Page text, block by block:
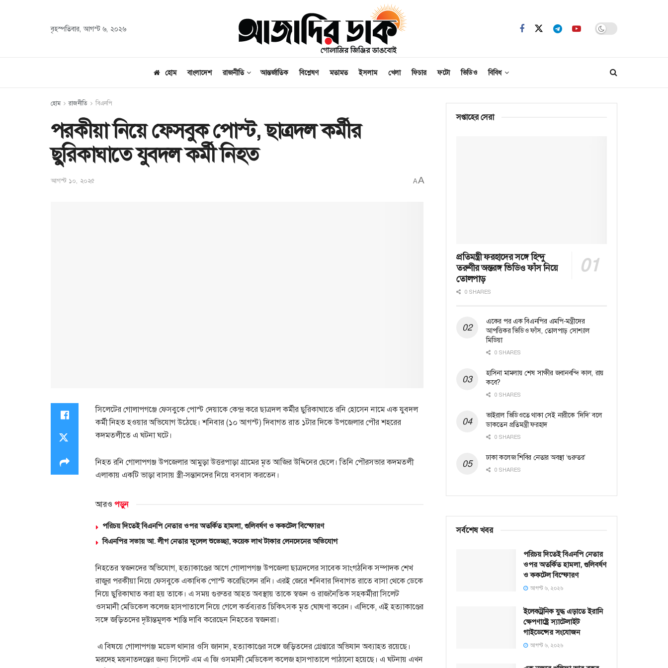
বৃহস্পতিবার, আগস্ট ৬, ২০২৬
হোম বাংলাদেশ রাজনীতি আন্তর্জাতিক বিশ্লেষণ মতামত ইসলাম খেলা ফিচার ফটো ভিডিও বিবিধ
হোম রাজনীতি বিএনপি
পরকীয়া নিয়ে ফেসবুক পোস্ট, ছাত্রদল কর্মীর
ছুরিকাঘাতে যুবদল কর্মী নিহত
আগস্ট ১০, ২০২৫ AA
সিলেটের গোলাপগঞ্জে ফেসবুকে পোস্ট দেয়াকে কেন্দ্র করে ছাত্রদল কর্মীর ছুরিকাঘাতে রনি হোসেন নামে এক যুবদল
কর্মী নিহত হওয়ার অভিযোগ উঠেছে। শনিবার (১০ আগস্ট) দিবাগত রাত ১টার দিকে উপজেলার পৌর শহরের
কদমতলীতে এ ঘটনা ঘটে।
নিহত রনি গোলাপগঞ্জ উপজেলার আমুড়া উত্তরপাড়া গ্রামের মৃত আজির উদ্দিনের ছেলে। তিনি পৌরসভার কদমতলী
এলাকায় একটি ভাড়া বাসায় স্ত্রী-সন্তানদের নিয়ে বসবাস করতেন।
আরও পড়ুন
পরিচয় দিতেই বিএনপি নেতার ওপর অতর্কিত হামলা, গুলিবর্ষণ ও ককটেল বিস্ফোরণ
বিএনপির সভায় আ. লীগ নেতার ফুলেল শুভেচ্ছা, কয়েক লাখ টাকার লেনদেনের অভিযোগ
নিহতের স্বজনদের অভিযোগ, হত্যাকাণ্ডের আগে গোলাপগঞ্জ উপজেলা ছাত্রদলের সাবেক সাংগঠনিক সম্পাদক শেখ
রাজুর পরকীয়া নিয়ে ফেসবুকে একাধিক পোস্ট করেছিলেন রনি। এরই জেরে শনিবার দিবাগত রাতে বাসা থেকে ডেকে
নিয়ে ছুরিকাঘাত করা হয় তাকে। এ সময় গুরুতর আহত অবস্থায় তাকে স্বজন ও রাজনৈতিক সহকর্মীরা সিলেট
ওসমানী মেডিকেল কলেজ হাসপাতালে নিয়ে গেলে কর্তব্যরত চিকিৎসক মৃত ঘোষণা করেন। এদিকে, এই হত্যাকাণ্ডের
সঙ্গে জড়িতদের দৃষ্টান্তমূলক শাস্তি দাবি করেছেন নিহতের স্বজনরা।
এ বিষয়ে গোলাপগঞ্জ মডেল থানার ওসি জানান, হত্যাকাণ্ডের সঙ্গে জড়িতদের গ্রেপ্তারে অভিযান অব্যাহত রয়েছে।
মরদেহ ময়নাতদন্তের জন্য সিলেট এম এ জি ওসমানী মেডিকেল কলেজ হাসপাতালে পাঠানো হয়েছে। এ ঘটনায় এখন
সপ্তাহের সেরা
প্রতিমন্ত্রী ফরহাদের সঙ্গে হিন্দু
তরুণীর অন্তরঙ্গ ভিডিও ফাঁস নিয়ে
তোলপাড়
0 SHARES
একের পর এক বিএনপির এমপি-মন্ত্রীদের
আপত্তিকর ভিডিও ফাঁস, তোলপাড় সোশ্যাল
মিডিয়া
0 SHARES
হাসিনা মামলায় শেষ সাক্ষীর জবানবন্দি কাল, রায়
কবে?
0 SHARES
ভাইরাল ভিডিওতে থাকা সেই নারীকে ‘দিদি’ বলে
ডাকতেন প্রতিমন্ত্রী ফরহাদ
0 SHARES
ঢাকা কলেজ শিবির নেতার অবস্থা ‘গুরুতর’
0 SHARES
সর্বশেষ খবর
পরিচয় দিতেই বিএনপি নেতার
ওপর অতর্কিত হামলা, গুলিবর্ষণ
ও ককটেল বিস্ফোরণ
আগস্ট ৬, ২০২৬
ইলেকট্রনিক যুদ্ধ এড়াতে ইরানি
ক্ষেপণাষ্ট্রে স্যাটেলাইট
গাইডেন্সের সংযোজন
আগস্ট ৬, ২০২৬